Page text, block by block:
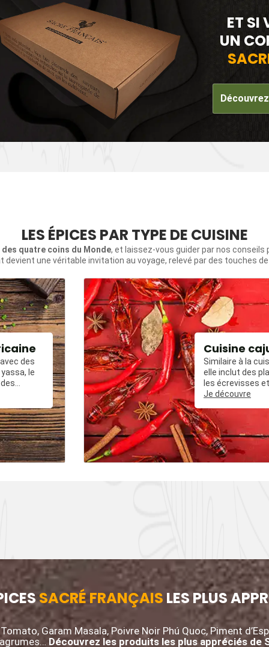
ET SI
UN
LES ÉPICES PAR TYPE DE CUISINE
quatre coins du Monde, et laissez-vous guider par nos
une véritable invitation au voyage, relevé par des touches
des
le
avec du
Cuisine
Similaire à la
elle inclut des
les écrevisses
frit épicé.
Je découvre
SACRÉ FRANÇAIS LES PLUS
Garam Masala, Poivre Noir Phú Quoc, Piment
Découvrez les produits les plus appréciés de